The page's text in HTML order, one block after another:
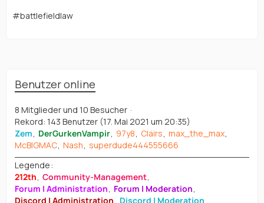
#battlefieldlaw
Benutzer online
8 Mitglieder und 10 Besucher
Rekord: 143 Benutzer (17. Mai 2021 um 20:35)
Zem
DerGurkenVampir 97y8 Clairs max_the_max
McBIGMAC Nash
superdude444555666
Legende
212th Community-Management
Forum | Administration
Forum | Moderation
Discord | Administration
Discord | Moderation